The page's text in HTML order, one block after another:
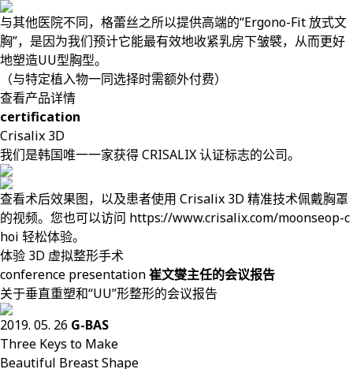
与其他医院不同，格蕾丝之所以提供高端的“Ergono-Fit 放式文
胸”，是因为我们预计它能最有效地收紧乳房下皱襞，从而更好
地塑造UU型胸型。
（与特定植入物一同选择时需额外付费）
查看产品详情
certification
Crisalix 3D
我们是韩国唯一一家获得 CRISALIX 认证标志的公司。
查看术后效果图，以及患者使用 Crisalix 3D 精准技术佩戴胸罩
的视频。您也可以访问 https://www.crisalix.com/moonseop-c
hoi 轻松体验。
体验 3D 虚拟整形手术
conference presentation崔文燮主任的会议报告
关于垂直重塑和“UU”形整形的会议报告
2019. 05. 26 G-BAS
Three Keys to Make
Beautiful Breast Shape